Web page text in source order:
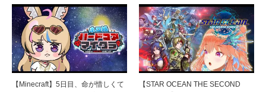
【Minecraft】5日目、命が惜しくて
【STAR OCEAN THE SECOND